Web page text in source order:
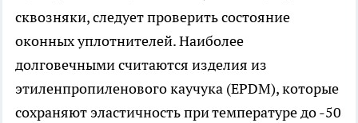
сквозняки, следует проверить состояние
оконных уплотнителей. Наиболее
долговечными считаются изделия из
этиленпропиленового каучука (EPDM), которые
сохраняют эластичность при температуре до -50